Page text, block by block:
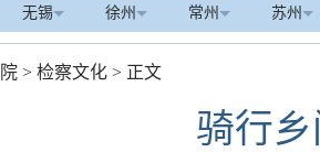
无锡 徐州 常州 苏州
> 检察文化 > 正文
骑行